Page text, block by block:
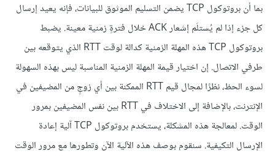
بما أن بروتوكول TCP يضمن التسليم الموثوق للبيانات، فإنه يعيد إرسال
كل جزء إذا لم يُستلَم إشعار ACK خلال فترةٍ زمنية معينة. يضبط
بروتوكول TCP هذه المهلة الزمنية كدالة لوقت RTT الذي يتوقعه بين
طرفي الاتصال. إن اختيار قيمة المهلة الزمنية المناسبة ليس بهذه السهولة
لسوء الحظ، نظرًا لمجال قيم RTT الممكنة بين أي زوجٍ من المضيفين في
الإنترنت، بالإضافة إلى الاختلاف في RTT بين نفس المضيفين بمرور
الوقت. لمعالجة هذه المشكلة، يستخدم بروتوكول TCP آلية إعادة
الإرسال التكيفية. سنقوم بوصف هذه الآلية الآن وتطورها مع مرور الوقت